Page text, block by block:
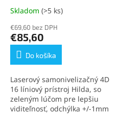
Priemerné
produktu
je
4,3
hviezdičiek.
Skladom (>5 ks)
€69,60 bez DPH
€85,60
Do košíka
Laserový samonivelizačný 4D
16 líniový prístroj Hilda, so
zeleným lúčom pre lepšiu
viditeľnosť, odchýlka +/-1mm